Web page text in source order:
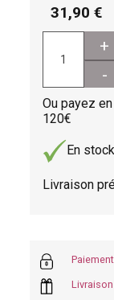
31,90
+
-
Ou payez
120
En stock
Livraison